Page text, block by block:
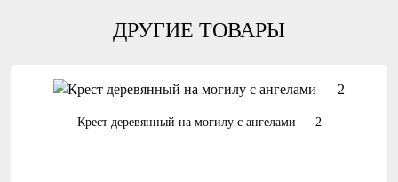
ДРУГИЕ ТОВАРЫ
Крест деревянный на могилу с ангелами — 2